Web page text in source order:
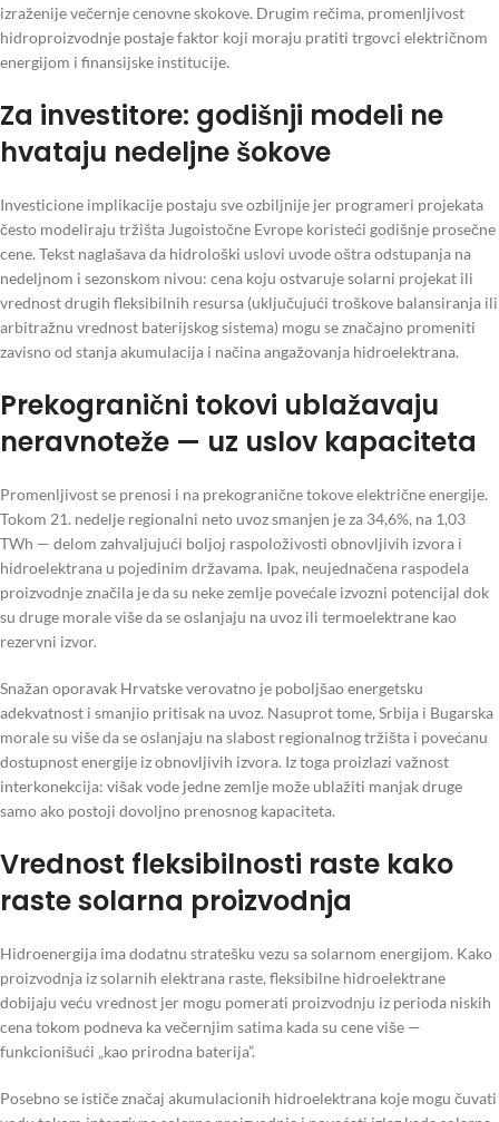
izraženije večernje cenovne skokove. Drugim rečima, promenljivost
hidroproizvodnje postaje faktor koji moraju pratiti trgovci električnom
energijom i finansijske institucije.
Za investitore: godišnji modeli ne
hvataju nedeljne šokove
Investicione implikacije postaju sve ozbiljnije jer programeri projekata
često modeliraju tržišta Jugoistočne Evrope koristeći godišnje prosečne
cene. Tekst naglašava da hidrološki uslovi uvode oštra odstupanja na
nedeljnom i sezonskom nivou: cena koju ostvaruje solarni projekat ili
vrednost drugih fleksibilnih resursa (uključujući troškove balansiranja ili
arbitražnu vrednost baterijskog sistema) mogu se značajno promeniti
zavisno od stanja akumulacija i načina angažovanja hidroelektrana.
Prekogranični tokovi ublažavaju
neravnoteže — uz uslov kapaciteta
Promenljivost se prenosi i na prekogranične tokove električne energije.
Tokom 21. nedelje regionalni neto uvoz smanjen je za 34,6%, na 1,03
TWh — delom zahvaljujući boljoj raspoloživosti obnovljivih izvora i
hidroelektrana u pojedinim državama. Ipak, neujednačena raspodela
proizvodnje značila je da su neke zemlje povećale izvozni potencijal dok
su druge morale više da se oslanjaju na uvoz ili termoelektrane kao
rezervni izvor.
Snažan oporavak Hrvatske verovatno je poboljšao energetsku
adekvatnost i smanjio pritisak na uvoz. Nasuprot tome, Srbija i Bugarska
morale su više da se oslanjaju na slabost regionalnog tržišta i povećanu
dostupnost energije iz obnovljivih izvora. Iz toga proizlazi važnost
interkonekcija: višak vode jedne zemlje može ublažiti manjak druge
samo ako postoji dovoljno prenosnog kapaciteta.
Vrednost fleksibilnosti raste kako
raste solarna proizvodnja
Hidroenergija ima dodatnu stratešku vezu sa solarnom energijom. Kako
proizvodnja iz solarnih elektrana raste, fleksibilne hidroelektrane
dobijaju veću vrednost jer mogu pomerati proizvodnju iz perioda niskih
cena tokom podneva ka večernjim satima kada su cene više —
funkcionišući „kao prirodna baterija”.
Posebno se ističe značaj akumulacionih hidroelektrana koje mogu čuvati